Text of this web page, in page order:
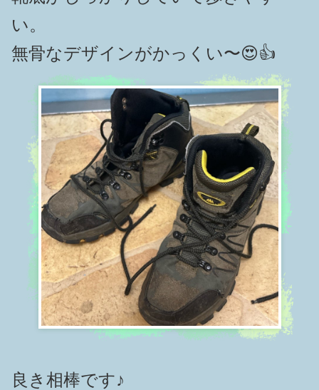
い。
無骨なデザインがかっくい〜😍👍
良き相棒です♪